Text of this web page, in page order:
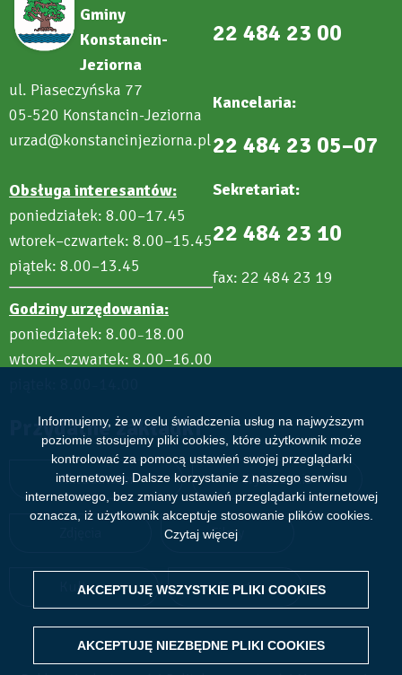
Informujemy, że w celu świadczenia usług na najwyższym
poziomie stosujemy pliki cookies, które użytkownik może
kontrolować za pomocą ustawień swojej przeglądarki
internetowej. Dalsze korzystanie z naszego serwisu
internetowego, bez zmiany ustawień przeglądarki internetowej
oznacza, iż użytkownik akceptuje stosowanie plików cookies.
Czytaj więcej
AKCEPTUJĘ WSZYSTKIE PLIKI COOKIES
AKCEPTUJĘ NIEZBĘDNE PLIKI COOKIES
WITHDRAW CONSENT
Gminy
Konstancin-
Jeziorna
ul. Piaseczyńska 77
05-520 Konstancin-Jeziorna
urzad@konstancinjeziorna.pl
Obsługa interesantów:
poniedziałek: 8.00–17.45
wtorek–czwartek: 8.00–15.45
piątek: 8.00–13.45
Godziny urzędowania:
poniedziałek: 8.00–18.00
wtorek–czwartek: 8.00–16.00
22 484 23 00
Kancelaria:
22 484 23 05–07
Sekretariat:
22 484 23 10
fax: 22 484 23 19
Przydatne zakładki
Aktualności Wydarzenia
Filmy
Kultura Sport